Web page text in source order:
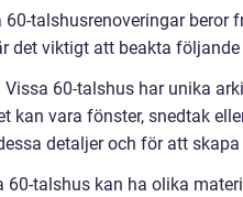
talshusrenoveringar beror
det viktigt att beakta
60-talshus har unika
kan vara fönster, snedtak
detaljer och för att
60-talshus kan ha olika